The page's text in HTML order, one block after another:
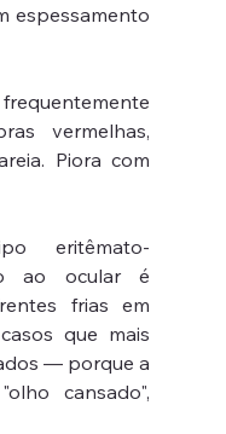
espessamento
vermelhas,
Piora com
eritêmato-
ao ocular é
frias em
que mais
— porque a
cansado",